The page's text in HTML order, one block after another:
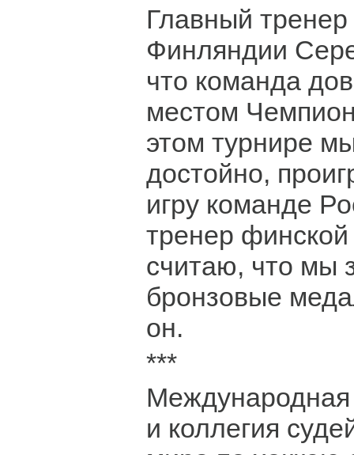
Главный
Финляндии
что команда
местом
этом турнире
достойно,
игру команде
тренер
считаю, что мы
бронзовые
он.
***
и коллегия